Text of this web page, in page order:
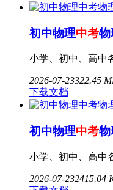
初中物理中考物
小学、初中、高中
2026-07-23322.45
下载文档
初中物理中考物
小学、初中、高中
2026-07-232415.04